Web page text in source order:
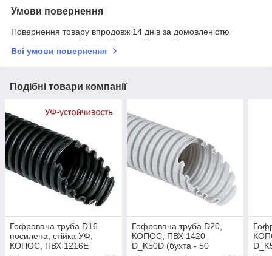
Умови повернення
Повернення товару впродовж 14 днів за домовленістю
Всі умови повернення
Подібні товари компанії
Гофрована труба D16
посилена, стійка УФ,
КОПОС, ПВХ 1216E
Гофрована труба D20,
КОПОС, ПВХ 1420
D_K50D (бухта - 50